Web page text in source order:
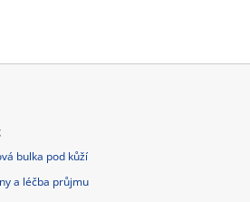
bulka pod kůží
a léčba průjmu